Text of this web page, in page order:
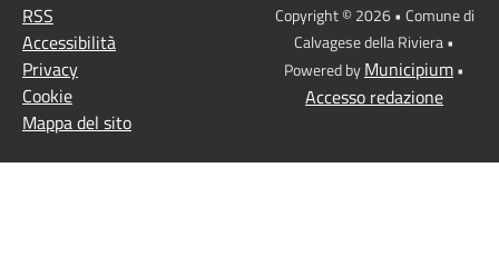
RSS
Accessibilità
Privacy
Cookie
Mappa del sito
Copyright © 2026 • Comune di
Calvagese della Riviera •
Powered byMunicipium•
Accesso redazione